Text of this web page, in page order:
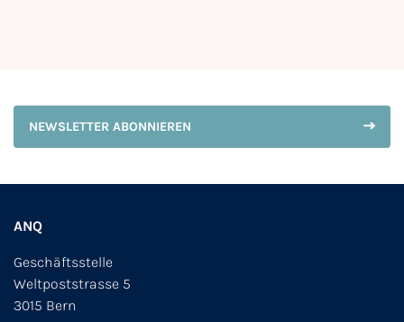
NEWSLETTER ABONNIEREN
ANQ
Geschäftsstelle
Weltpoststrasse 5
3015 Bern